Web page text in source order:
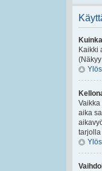
Kaikki
Ylös
aika
tarjolla
Ylös